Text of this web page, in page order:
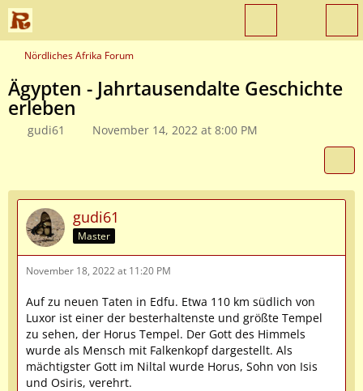
Nördliches Afrika Forum
Ägypten - Jahrtausendalte Geschichte
erleben
gudi61 November 14, 2022 at 8:00 PM
gudi61
Master
November 18, 2022 at 11:20 PM
Auf zu neuen Taten in Edfu. Etwa 110 km südlich von
Luxor ist einer der besterhaltenste und größte Tempel
zu sehen, der Horus Tempel. Der Gott des Himmels
wurde als Mensch mit Falkenkopf dargestellt. Als
mächtigster Gott im Niltal wurde Horus, Sohn von Isis
und Osiris, verehrt.